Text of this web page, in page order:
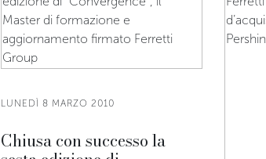
LUNEDÌ 8 MARZO 2010
Chiusa con successo la